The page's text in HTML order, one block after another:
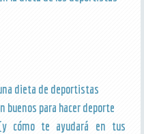
dieta de deportistas
buenos para hacer deporte
cómo te ayudará en tus